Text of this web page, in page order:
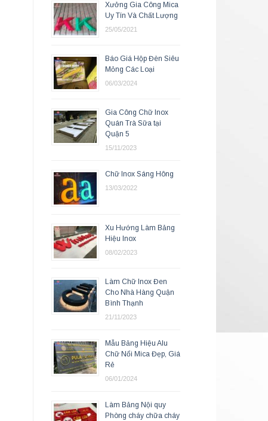
Xưởng Gia Công Mica
Uy Tín Và Chất Lượng
25/05/2021
Báo Giá Hộp Đèn Siêu
Mỏng Các Loại
06/03/2024
Gia Công Chữ Inox
Quán Trà Sữa tại
Quận 5
15/11/2023
Chữ Inox Sáng Hông
13/03/2022
Xu Hướng Làm Bảng
Hiệu Inox
08/02/2023
Làm Chữ Inox Đen
Cho Nhà Hàng Quận
Bình Thạnh
21/11/2023
Mẫu Bảng Hiệu Alu
Chữ Nổi Mica Đẹp, Giá
Rẻ
06/01/2024
Làm Bảng Nội quy
Phòng cháy chữa cháy